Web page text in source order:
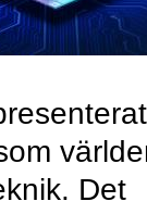
Det